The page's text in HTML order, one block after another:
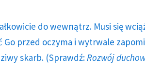
do wewnątrz. Musi się
przed oczyma i wytrwale
skarb. (Sprawdź: Rozwój